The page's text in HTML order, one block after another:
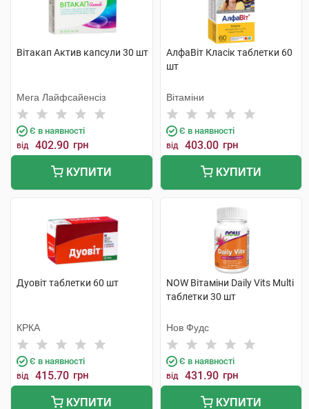
Вітакап Актив капсули 30 шт
Мега Лайфсайенсіз
Є в наявності
від 402.90 грн
КУПИТИ
АлфаВіт Класік таблетки 60
шт
Вітаміни
Є в наявності
від 403.00 грн
КУПИТИ
Дуовіт таблетки 60 шт
КРКА
Є в наявності
від 415.70 грн
КУПИТИ
NOW Вітаміни Daily Vits Multi
таблетки 30 шт
Нов Фудс
Є в наявності
від 431.90 грн
КУПИТИ